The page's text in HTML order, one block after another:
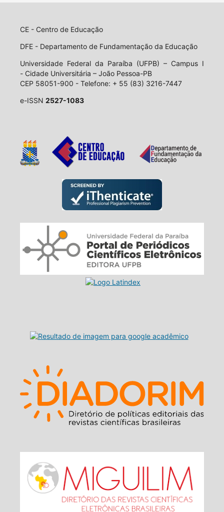
CE - Centro de Educação
DFE - Departamento de Fundamentação da Educação
Universidade Federal da Paraíba (UFPB) – Campus I
- Cidade Universitária – João Pessoa-PB
CEP 58051-900 - Telefone: + 55 (83) 3216-7447
e-ISSN 2527-1083